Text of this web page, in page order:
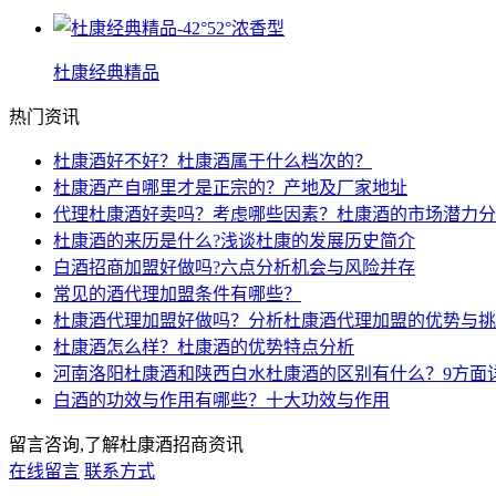
杜康经典精品
热门资讯
杜康酒好不好？杜康酒属于什么档次的？
杜康酒产自哪里才是正宗的？产地及厂家地址
代理杜康酒好卖吗？考虑哪些因素？杜康酒的市场潜力
杜康酒的来历是什么?浅谈杜康的发展历史简介
白酒招商加盟好做吗?六点分析机会与风险并存
常见的酒代理加盟条件有哪些？
杜康酒代理加盟好做吗？分析杜康酒代理加盟的优势与
杜康酒怎么样？杜康酒的优势特点分析
河南洛阳杜康酒和陕西白水杜康酒的区别有什么？9方面
白酒的功效与作用有哪些？十大功效与作用
留言咨询,了解杜康酒招商资讯
在线留言 联系方式